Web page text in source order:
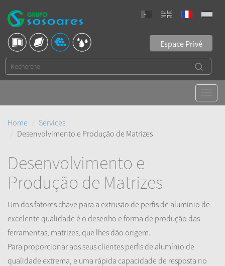
Espace Privé
Home
Services
Desenvolvimento e Produção de Matrizes
Desenvolvimento e
Produção de Matrizes
Um dos fatores chave para a extrusão de perfis de alumínio de
excelente qualidade é o desenho e forma de produção das
ferramentas, matrizes, que lhes dão origem.
Para proporcionar aos seus clientes perfis de alumínio de
qualidade extrema, e uma rápida capacidade de resposta no